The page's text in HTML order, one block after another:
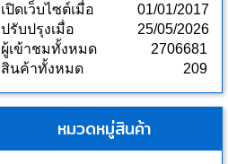
เปิดเว็บไซต์เมื่อ
01/01/2017
ปรับปรุงเมื่อ
25/05/2026
ผู้เข้าชมทั้งหมด
2706681
สินค้าทั้งหมด
209
หมวดหมู่สินค้า